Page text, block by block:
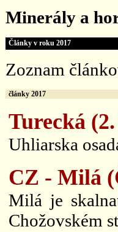
Minerály a
Články v roku 2017
Zoznam
články 2017
Turecká
Uhliarska
CZ - Milá
Milá je
Chožovském